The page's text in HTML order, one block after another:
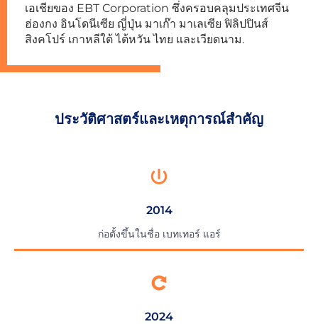
เอเชียของ EBT Corporation ซึ่งครอบคลุมประเทศจีน
ฮ่องกง อินโดนีเซีย ญี่ปุ่น มาเก๊า มาเลเซีย ฟิลิปปินส์
สิงคโปร์ เกาหลีใต้ ไต้หวัน ไทย และเวียดนาม.
ประวัติศาสตร์และเหตุการณ์สำคัญ
2014
ก่อตั้งขึ้นในชื่อ เบทเทอร์ แอร์
2024